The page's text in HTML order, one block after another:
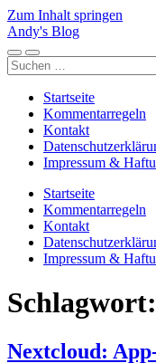
Zum Inhalt springen
Andy's Blog
Mobile-
Menü
Suchfeld
ein-/ausblenden
Suchen
nach:
Startseite
Kommentarregeln
Kontakt
Impressum &
Startseite
Kommentarregeln
Kontakt
Impressum &
Schlagwort:
Nextcloud: